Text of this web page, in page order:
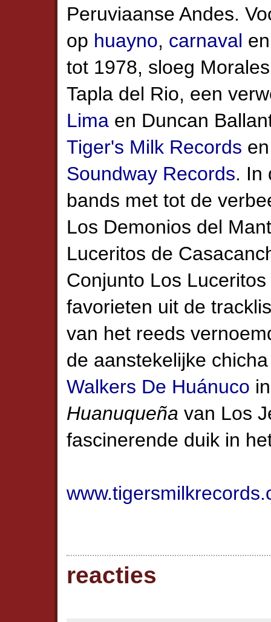
Peruviaanse Andes.
op huayno, carnaval
tot 1978, sloeg
Tapla del Rio, een
Lima en Duncan
Tiger's Milk Records
Soundway Records. In
bands met tot de
Los Demonios del
Luceritos de
Conjunto Los
favorieten uit de
van het reeds
de aanstekelijke
Walkers De Huánuco
Huanuqueña van Los
fascinerende duik in
reacties